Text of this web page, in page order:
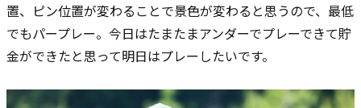
置、ピン位置が変わることで景色が変わると思うので、最低
でもパープレー。今日はたまたまアンダーでプレーできて貯
金ができたと思って明日はプレーしたいです。